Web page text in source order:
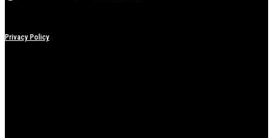
Privacy Policy